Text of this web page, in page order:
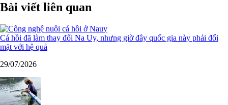
Bài viết liên quan
Cá hồi đã làm thay đổi Na Uy, nhưng giờ đây quốc gia này phải đối
mặt với hệ quả
29/07/2026